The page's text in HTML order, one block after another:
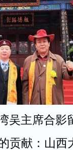
吴主席合影
贡献：山西